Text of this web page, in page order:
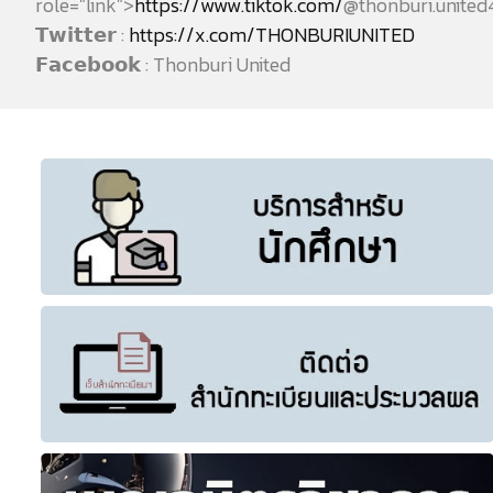
𝗧𝘄𝗶𝘁𝘁𝗲𝗿 : https://x.com/THONBURIUNITED
𝗙𝗮𝗰𝗲𝗯𝗼𝗼𝗸 : Thonburi United